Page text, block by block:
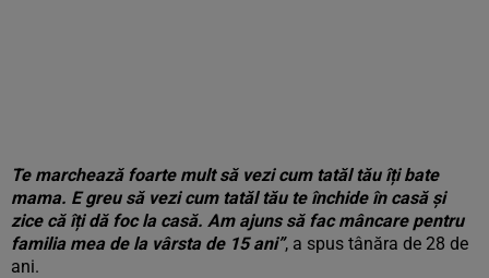
Te marchează foarte mult să vezi cum tatăl tău îți bate
mama. E greu să vezi cum tatăl tău te închide în casă și
zice că îți dă foc la casă. Am ajuns să fac mâncare pentru
familia mea de la vârsta de 15 ani”, a spus tânăra de 28 de
ani.